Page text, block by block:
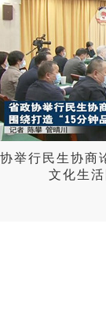
举行民生协商
文化生